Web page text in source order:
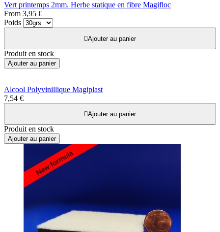
Vert printemps 2mm. Herbe statique en fibre Magifloc
From 3,95 €
Poids
Ajouter au panier
Produit en stock
Ajouter au panier
Alcool Polyvinillique Magiplast
7,54 €
Ajouter au panier
Produit en stock
Ajouter au panier